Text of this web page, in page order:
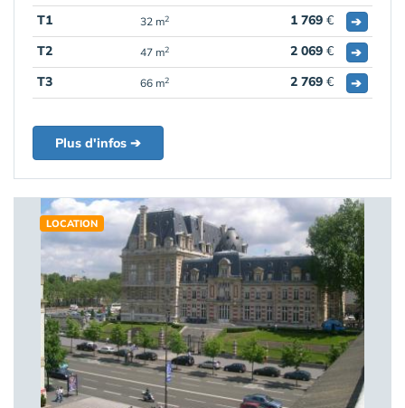
T1 32 m2 1 769 €
➔
T2
47 m2 2 069 €
➔
T3
66 m2 2 769 € ➔
Plus d'infos ➔
LOCATION